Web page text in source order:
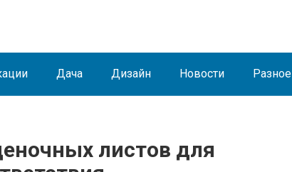
Дача Дизайн Новости Разное
листов для